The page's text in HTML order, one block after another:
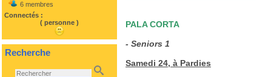
6 membres
Connectés :
( personne )
Recherche
PALA CORTA
- Seniors 1
Samedi 24, à Pardies